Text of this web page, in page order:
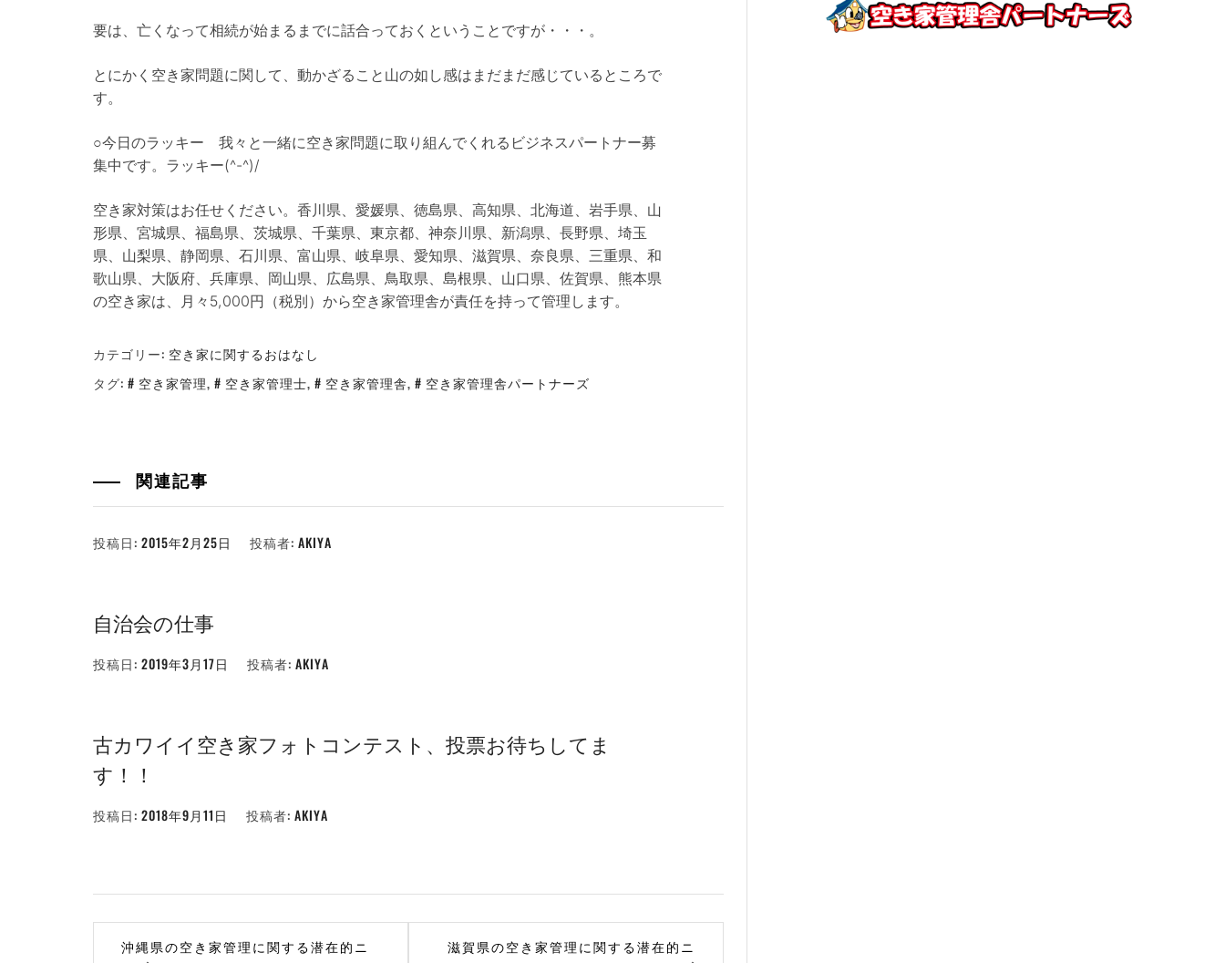
要は、亡くなって相続が始まるまでに話合っておくということですが・・・。
とにかく空き家問題に関して、動かざること山の如し感はまだまだ感じているところで
す。
○今日のラッキー 我々と一緒に空き家問題に取り組んでくれるビジネスパートナー募
集中です。ラッキー(^-^)/
空き家対策はお任せください。香川県、愛媛県、徳島県、高知県、北海道、岩手県、山
形県、宮城県、福島県、茨城県、千葉県、東京都、神奈川県、新潟県、長野県、埼玉
県、山梨県、静岡県、石川県、富山県、岐阜県、愛知県、滋賀県、奈良県、三重県、和
歌山県、大阪府、兵庫県、岡山県、広島県、鳥取県、島根県、山口県、佐賀県、熊本県
の空き家は、月々5,000円（税別）から空き家管理舎が責任を持って管理します。
カテゴリー: 空き家に関するおはなし
タグ:
空き家管理, 空き家管理士, 空き家管理舎, 空き家管理舎パートナーズ
関連記事
投稿日: 2015年2月25日 投稿者: AKIYA
自治会の仕事
投稿日: 2019年3月17日 投稿者: AKIYA
古カワイイ空き家フォトコンテスト、投票お待ちしてま
す！！
投稿日: 2018年9月11日 投稿者: AKIYA
沖縄県の空き家管理に関する潜在的ニ
滋賀県の空き家管理に関する潜在的ニ